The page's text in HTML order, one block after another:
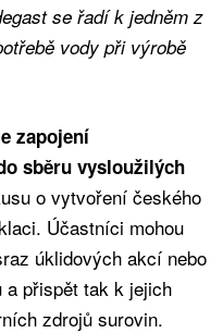
se řadí k jedněm z
vody při výrobě
zapojení
sběru vysloužilých
o vytvoření českého
Účastníci mohou
úklidových akcí nebo
a přispět tak k jejich
zdrojů surovin.